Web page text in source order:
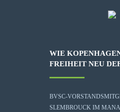
WIE
FREIHEIT NEU
BVSC-
SLEMBROUCK IM